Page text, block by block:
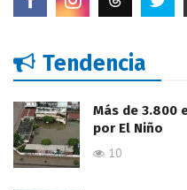
Tendencia
Más de 3.800
por El Niño
10